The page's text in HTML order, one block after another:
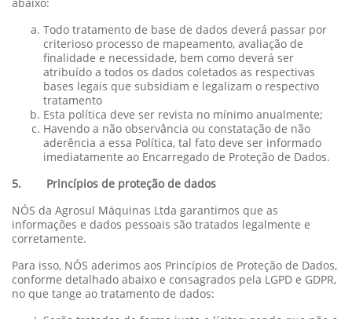
Todo tratamento de base de dados deverá passar por
criterioso processo de mapeamento, avaliação de
finalidade e necessidade, bem como deverá ser
atribuído a todos os dados coletados as respectivas
bases legais que subsidiam e legalizam o respectivo
tratamento
Esta política deve ser revista no mínimo anualmente;
Havendo a não observância ou constatação de não
aderência a essa Política, tal fato deve ser informado
imediatamente ao Encarregado de Proteção de Dados.
5. Princípios de proteção de dados
NÓS da Agrosul Máquinas Ltda garantimos que as
informações e dados pessoais são tratados legalmente e
corretamente.
Para isso, NÓS aderimos aos Princípios de Proteção de Dados,
conforme detalhado abaixo e consagrados pela LGPD e GDPR,
no que tange ao tratamento de dados: